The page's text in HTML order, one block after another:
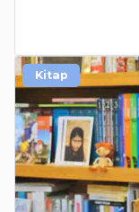
Kitap